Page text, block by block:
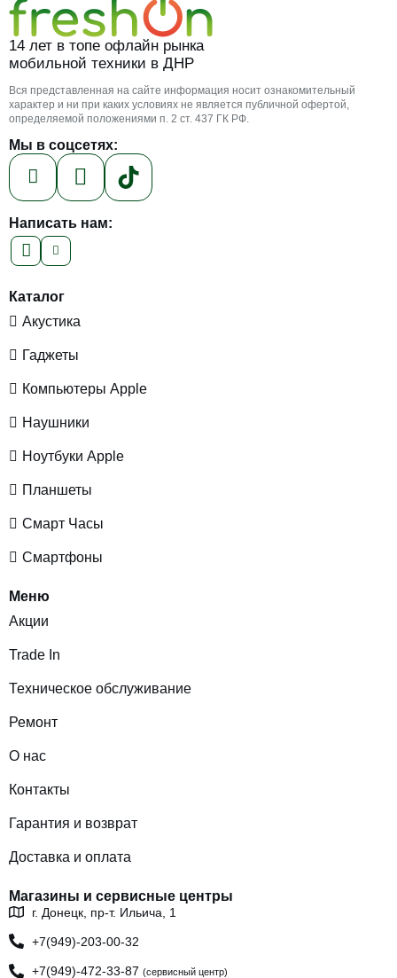
14 лет в топе офлайн рынка
мобильной техники в ДНР
Вся представленная на сайте информация носит ознакомительный
характер и ни при каких условиях не является публичной офертой,
определяемой положениями п. 2 ст. 437 ГК РФ.
Мы в соцсетях:
Написать нам:
Каталог
Акустика
Гаджеты
Компьютеры Apple
Наушники
Ноутбуки Apple
Планшеты
Смарт Часы
Смартфоны
Меню
Акции
Trade In
Техническое обслуживание
Ремонт
О нас
Контакты
Гарантия и возврат
Доставка и оплата
Магазины и сервисные центры
г. Донецк, пр-т. Ильича, 1
+7(949)-203-00-32
+7(949)-472-33-87(сервисный центр)